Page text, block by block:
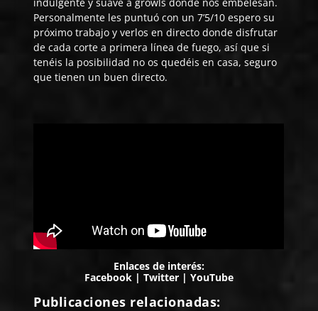
indulgente y suave a growls donde nos embelesan.
Personalmente les puntuó con un 7’5/10 espero su
próximo trabajo y verlos en directo donde disfrutar
de cada corte a primera línea de fuego, así que si
tenéis la posibilidad no os quedéis en casa, seguro
que tienen un buen directo.
Enlaces de interés:
Facebook | Twitter | YouTube
Publicaciones relacionadas: